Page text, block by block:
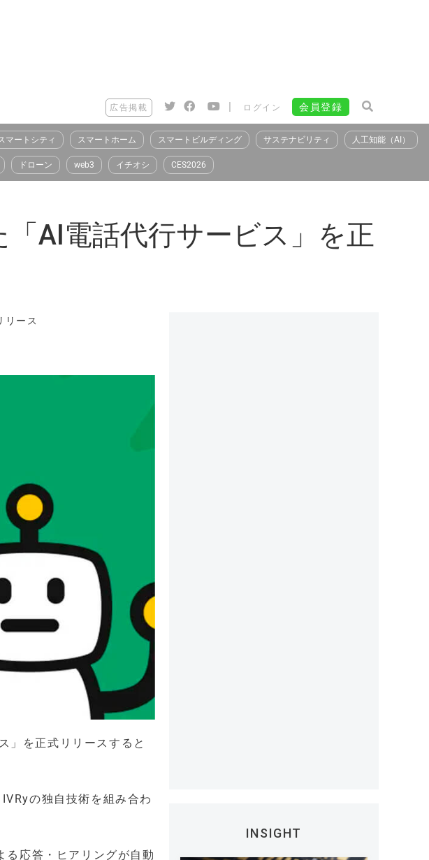
広告掲載 | ログイン 会員登録
マートシティ スマートホーム スマートビルディング サステナビリティ 人工知能（AI）
ドローン web3 イチオシ CES2026
AI電話代行サービス」を正
リース
」を正式リリースすると
の独自技術を組み合わ
る応答・ヒアリングが自動
INSIGHT